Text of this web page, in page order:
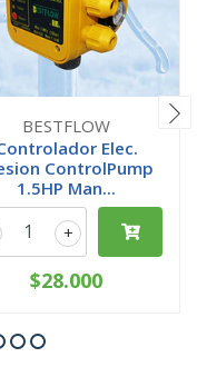
BESTFLOW
Elec.
ControlPump
1.5HP Man...
+
$28.000